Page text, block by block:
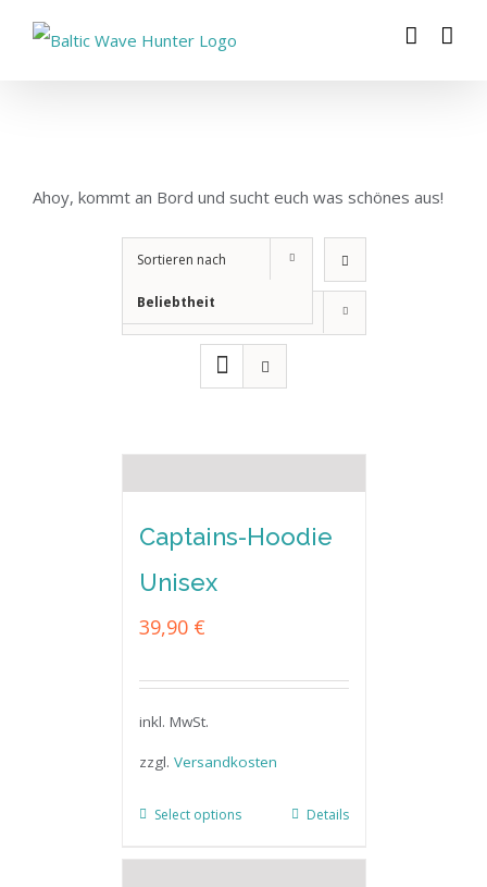
Ahoy, kommt an Bord und sucht euch was schönes aus!
Sortieren nach
Beliebtheit
Zeige12 Produkte
Captains-Hoodie
Unisex
39,90 €
inkl. MwSt.
zzgl. Versandkosten
Select options Details